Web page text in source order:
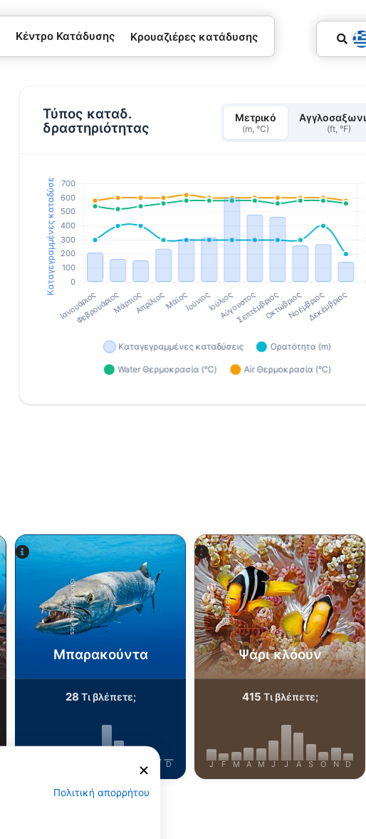
Κέντρο Κατάδυσης Κρουαζιέρες κατάδυσης
Τύπος καταδ.
δραστηριότητας
Μετρικό
(m, °C) (ft, °F)
iStock-Global_Pics
Μπαρακούντα
28 Τι βλέπετε;
O D
Udo Kefrig
Ψάρι κλόουν
415 Τι βλέπετε;
J F M A M J J A S O N D
Δείτε περισσότερα ζώα
Πολιτική απορρήτου